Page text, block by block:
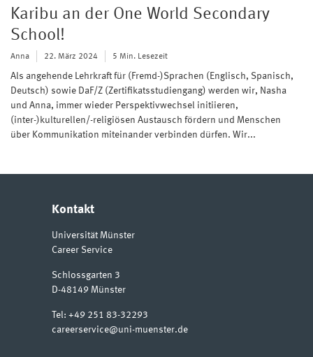
Karibu an der One World Secondary
School!
Anna 22. März 2024 5 Min. Lesezeit
Als angehende Lehrkraft für (Fremd-)Sprachen (Englisch, Spanisch,
Deutsch) sowie DaF/Z (Zertifikatsstudiengang) werden wir, Nasha
und Anna, immer wieder Perspektivwechsel initiieren,
(inter-)kulturellen/-religiösen Austausch fördern und Menschen
über Kommunikation miteinander verbinden dürfen. Wir...
Kontakt
Universität Münster
Career Service
Schlossgarten 3
D-48149 Münster
Tel: +49 251 83-32293
careerservice@uni-muenster.de